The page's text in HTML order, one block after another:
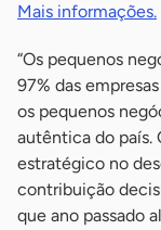
Mais informações.
“Os pequenos
97% das
os pequenos
autêntica do país.
estratégico no
contribuição
que ano passado